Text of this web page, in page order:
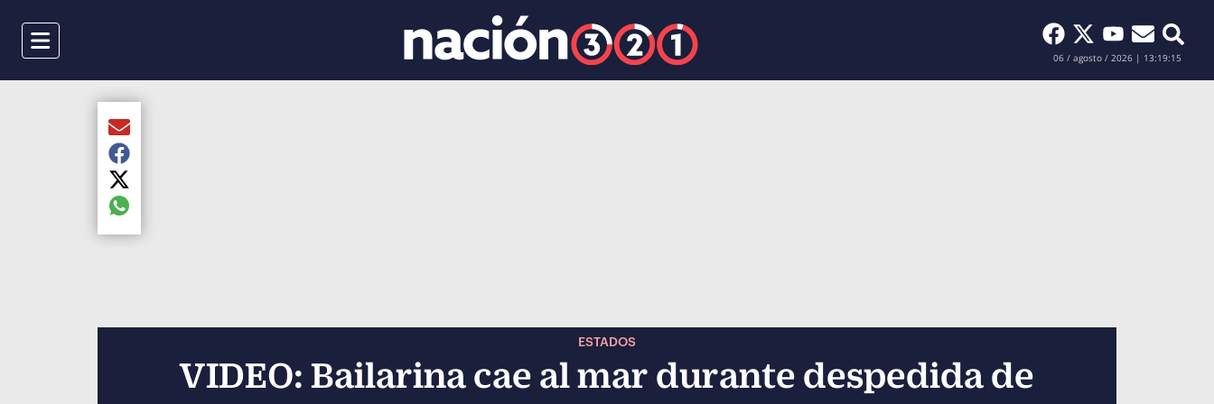
Menu Buscar
06 / agosto / 2026 | 13:19:16
ESTADOS
VIDEO: Bailarina cae al mar durante despedida de
Compartir el artículo actual mediante Email
Compartir el artículo actual mediante Facebook
Compartir el artículo actual mediante Twitter
Compartir el artículo actual mediante global.social-whatsapp